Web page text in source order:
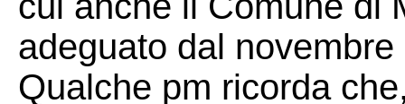
adeguato dal novembre
Qualche pm ricorda